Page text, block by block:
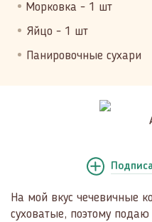
Морковка - 1 шт
Яйцо - 1 шт
Панировочные сухари
На мой вкус чечевичные
суховатые, поэтому подаю